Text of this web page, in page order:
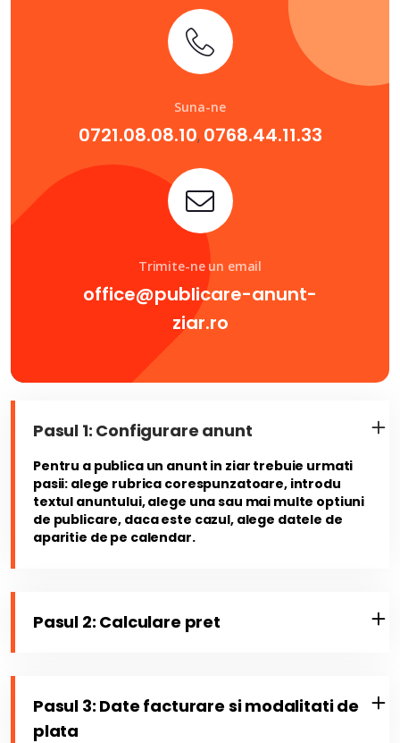
Suna-ne
0721.08.08.10, 0768.44.11.33
Trimite-ne un email
office@publicare-anunt-
ziar.ro
Pasul 1: Configurare anunt
Pentru a publica un anunt in ziar trebuie urmati
pasii: alege rubrica corespunzatoare, introdu
textul anuntului, alege una sau mai multe optiuni
de publicare, daca este cazul, alege datele de
aparitie de pe calendar.
Pasul 2: Calculare pret
Pasul 3: Date facturare si modalitati de
plata